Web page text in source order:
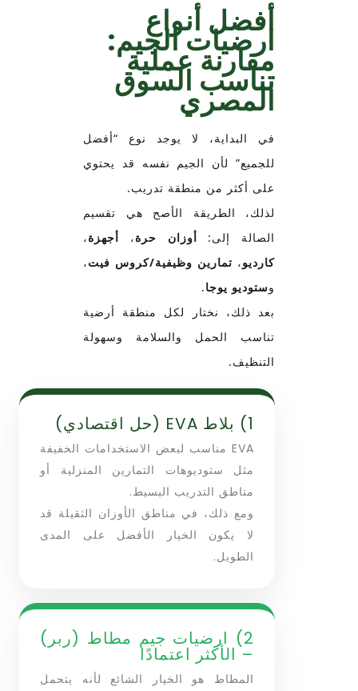
أفضل أنواع
ارضيات الجيم:
مقارنة عملية
تناسب السوق
المصري
في البداية، لا يوجد نوع “أفضل
للجميع” لأن الجيم نفسه قد يحتوي
على أكثر من منطقة تدريب.
لذلك، الطريقة الأصح هي تقسيم
الصالة إلى: أوزان حرة، أجهزة،
كارديو، تمارين وظيفية/كروس فيت،
وستوديو يوجا.
بعد ذلك، نختار لكل منطقة أرضية
تناسب الحمل والسلامة وسهولة
التنظيف.
1) بلاط EVA (حل اقتصادي)
EVA مناسب لبعض الاستخدامات الخفيفة
مثل ستوديوهات التمارين المنزلية أو
مناطق التدريب البسيط.
ومع ذلك، في مناطق الأوزان الثقيلة قد
لا يكون الخيار الأفضل على المدى
الطويل.
2) ارضيات جيم مطاط (ربر)
– الأكثر اعتمادًا
المطاط هو الخيار الشائع لأنه يتحمل